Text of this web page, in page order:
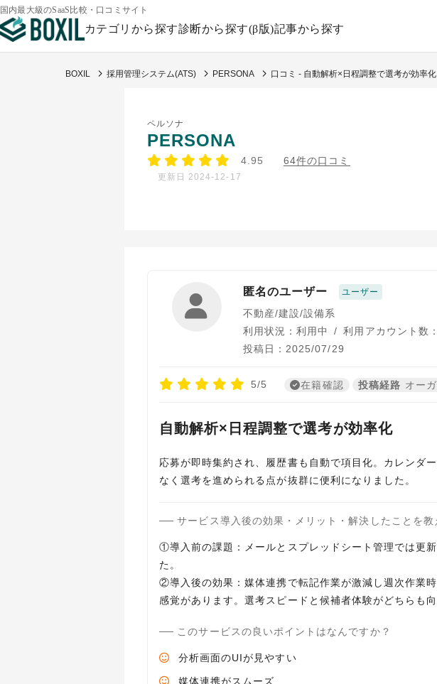
国内最大級のSaaS比較・口コミサイト
カテゴリから探す診断から探す(β版)記事から探す
BOXIL 採用管理システム(ATS) PERSONA 口コミ - 自動解析×日程調整で選考が効率化
ペルソナ
PERSONA
4.95 64件の口コミ
更新日 2024-12-17
匿名のユーザー ユーザー
不動産/建設/設備系
利用状況：利用中
/ 利用アカウント数
投稿日：2025/07/29
5/5 在籍確認 投稿経路 オー
自動解析×日程調整で選考が効率化
応募が即時集約され、履歴書も自動で項目化。カレンダ
なく選考を進められる点が抜群に便利になりました。
サービス導入後の効果・メリット・解決したことを教
①導入前の課題：メールとスプレッドシート管理では更
た。
②導入後の効果：媒体連携で転記作業が激減し週次作業
感覚があります。選考スピードと候補者体験がどちらも向
このサービスの良いポイントはなんですか？
分析画面のUIが見やすい
媒体連携がスムーズ